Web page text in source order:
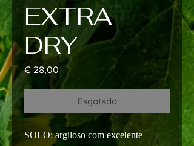
EXTRA
DRY
€ 28,00 Preço
Esgotado
SOLO: argiloso com excelente